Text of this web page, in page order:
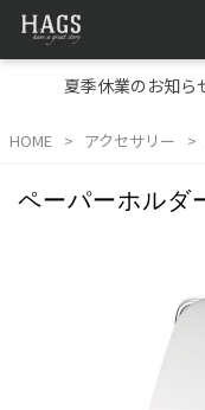
夏季休業のお知
HOME アクセサリー
ペーパーホルダ